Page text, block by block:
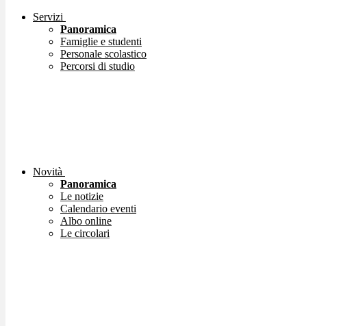
Servizi
Panoramica
Famiglie e studenti
Personale scolastico
Percorsi di studio
Novità
Panoramica
Le notizie
Calendario eventi
Albo online
Le circolari